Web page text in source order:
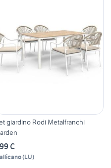
giardino Rodi Metalfranchi
€
(LU)